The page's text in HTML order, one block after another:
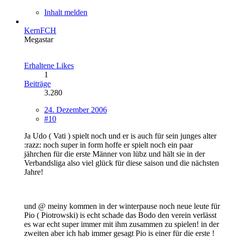
Inhalt melden
KernFCH
Megastar
Erhaltene Likes
1
Beiträge
3.280
24. Dezember 2006
#10
Ja Udo ( Vati ) spielt noch und er is auch für sein junges alter
:razz: noch super in form hoffe er spielt noch ein paar
jährchen für die erste Männer von lübz und hält sie in der
Verbandsliga also viel glück für diese saison und die nächsten
Jahre!
und @ meiny kommen in der winterpause noch neue leute für
Pio ( Piotrowski) is echt schade das Bodo den verein verlässt
es war echt super immer mit ihm zusammen zu spielen! in der
zweiten aber ich hab immer gesagt Pio is einer für die erste !